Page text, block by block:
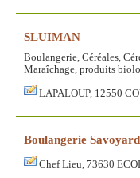
SLUIMAN
Boulangerie, Céréales,
Maraîchage, produits
LAPALOUP, 12550
Boulangerie
Chef Lieu, 73630